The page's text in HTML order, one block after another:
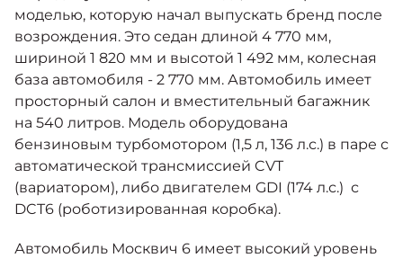
моделью, которую начал выпускать бренд после
возрождения. Это седан длиной 4 770 мм,
шириной 1 820 мм и высотой 1 492 мм, колесная
база автомобиля - 2 770 мм. Автомобиль имеет
просторный салон и вместительный багажник
на 540 литров. Модель оборудована
бензиновым турбомотором (1,5 л, 136 л.с.) в паре с
автоматической трансмиссией CVT
(вариатором), либо двигателем GDI (174 л.с.) с
DCT6 (роботизированная коробка).
Автомобиль Москвич 6 имеет высокий уровень